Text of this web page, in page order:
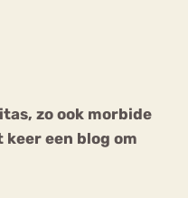
zo ook morbide
een blog om